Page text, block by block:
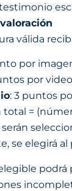
válida
por
por
: 3 puntos
=
serán
se elegirá
podrá